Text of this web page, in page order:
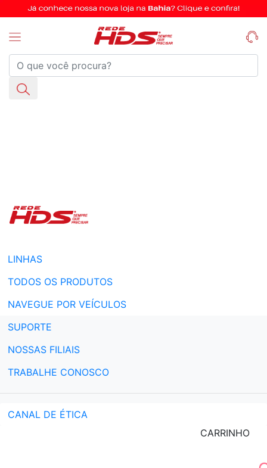
LINHAS
TODOS OS PRODUTOS
NAVEGUE POR VEÍCULOS
SUPORTE
NOSSAS FILIAIS
TRABALHE CONOSCO
CANAL DE ÉTICA
CARRINHO